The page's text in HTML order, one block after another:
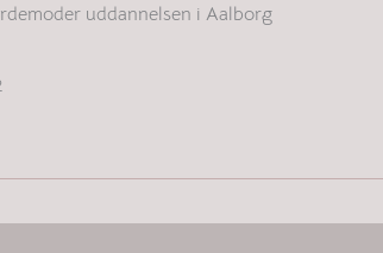
uddannelsen i Aalborg